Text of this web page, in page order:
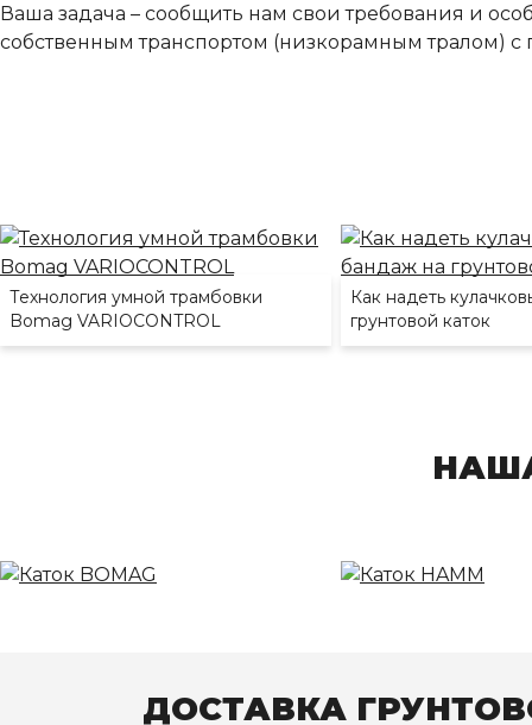
Ваша задача – сообщить нам свои требования и
собственным транспортом (низкорамным тралом)
Технология умной трамбовки
Bomag VARIOCONTROL
Как надеть
грунтовой каток
ДОСТАВКА